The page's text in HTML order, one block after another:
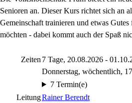
Senioren an. Dieser Kurs richtet sich an
Gemeinschaft trainieren und etwas
möchten - dabei kommt auch der Spaß
Zeiten 7 Tage, 20.08.2026 -
Donnerstag, wöchentlich,
7 Termin(e)
LeitungRainer Berendt